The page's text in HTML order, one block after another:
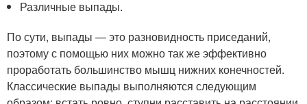
Различные выпады.
По сути, выпады — это разновидность приседаний,
поэтому с помощью них можно так же эффективно
проработать большинство мышц нижних конечностей.
Классические выпады выполняются следующим